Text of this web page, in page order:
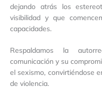
dejando atrás los
visibilidad y que
capacidades.
Respaldamos la
comunicación y su
el sexismo, convirtiéndose
de violencia.